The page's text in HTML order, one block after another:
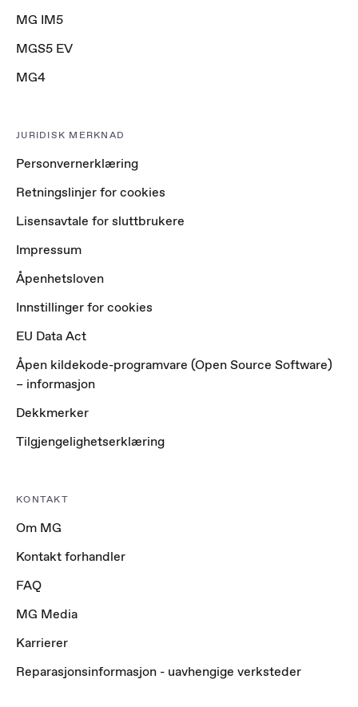
MG IM5
MGS5 EV
MG4
JURIDISK MERKNAD
Personvernerklæring
Retningslinjer for cookies
Lisensavtale for sluttbrukere
Impressum
Åpenhetsloven
Innstillinger for cookies
EU Data Act
Åpen kildekode-programvare (Open Source Software)
– informasjon
Dekkmerker
Tilgjengelighetserklæring
KONTAKT
Om MG
Kontakt forhandler
FAQ
MG Media
Karrierer
Reparasjonsinformasjon - uavhengige verksteder